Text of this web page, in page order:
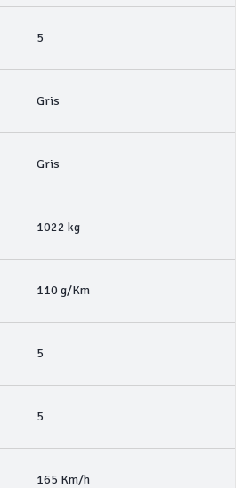
5
Gris
Gris
1022 kg
110 g/Km
5
5
165 Km/h